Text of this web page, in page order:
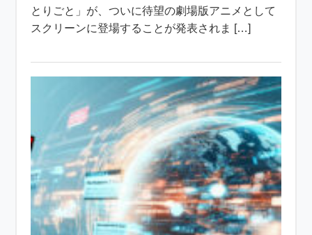
とりごと」が、ついに待望の劇場版アニメとして
スクリーンに登場することが発表されま […]